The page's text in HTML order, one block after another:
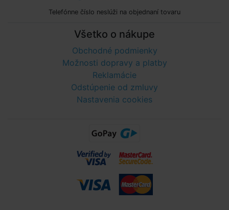
Telefónne číslo neslúži na objednaní tovaru
Všetko o nákupe
Obchodné podmienky
Možnosti dopravy a platby
Reklamácie
Odstúpenie od zmluvy
Nastavenia cookies